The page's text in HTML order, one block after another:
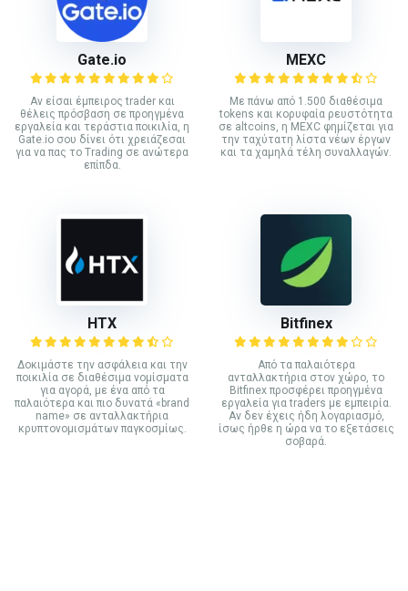
Gate.io
Αν είσαι έμπειρος trader και
θέλεις πρόσβαση σε προηγμένα
εργαλεία και τεράστια ποικιλία, η
Gate.io σου δίνει ότι χρειάζεσαι
για να πας το Trading σε ανώτερα
επίπδα.
MEXC
Με πάνω από 1.500 διαθέσιμα
tokens και κορυφαία ρευστότητα
σε altcoins, η MEXC φημίζεται για
την ταχύτατη λίστα νέων έργων
και τα χαμηλά τέλη συναλλαγών.
HTX
Δοκιμάστε την ασφάλεια και την
ποικιλία σε διαθέσιμα νομίσματα
για αγορά, με ένα από τα
παλαιότερα και πιο δυνατά «brand
name» σε ανταλλακτήρια
κρυπτονομισμάτων παγκοσμίως.
Bitfinex
Από τα παλαιότερα
ανταλλακτήρια στον χώρο, το
Bitfinex προσφέρει προηγμένα
εργαλεία για traders με εμπειρία.
Αν δεν έχεις ήδη λογαριασμό,
ίσως ήρθε η ώρα να το εξετάσεις
σοβαρά.